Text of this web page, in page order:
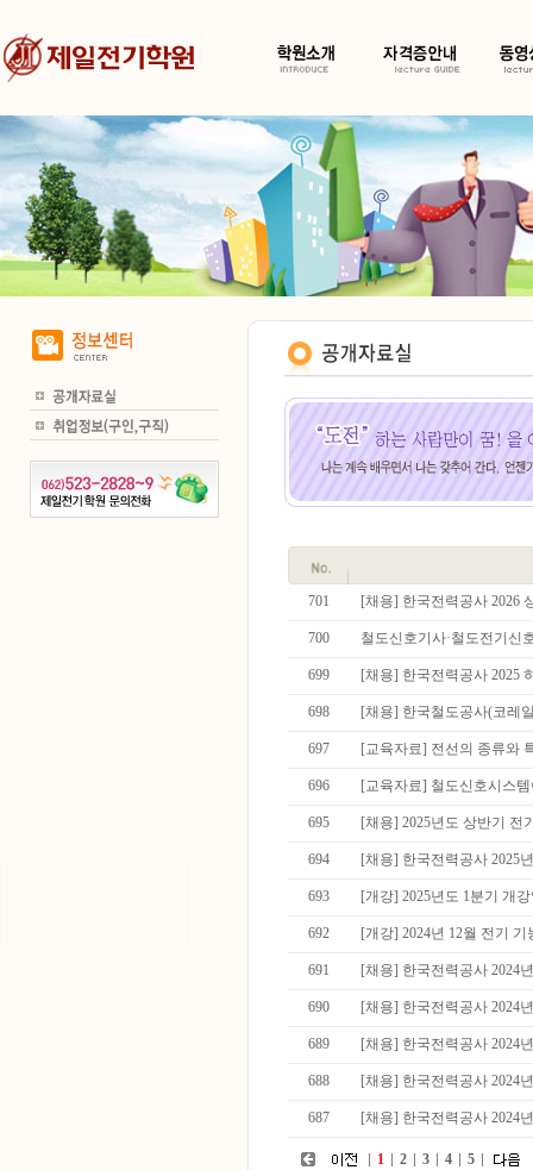
701 [채용] 한국전력공사 2026
700 철도신호기사·철도전기신
699 [채용] 한국전력공사 2025
698 [채용] 한국철도공사(코레
697 [교육자료] 전선의 종류와
696 [교육자료] 철도신호시스템
695 [채용] 2025년도 상반기 전
694 [채용] 한국전력공사 2025
693 [개강] 2025년도 1분기 개
692 [개강] 2024년 12월 전기
691 [채용] 한국전력공사 2024
690 [채용] 한국전력공사 2024
689 [채용] 한국전력공사 2024
688 [채용] 한국전력공사 2024
687 [채용] 한국전력공사 2024
1 2 3 4 5